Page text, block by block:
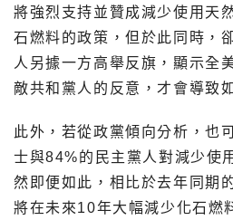
將強烈支持並贊成減少使用天
石燃料的政策，但於此同時，
人另據一方高舉反旗，顯示全
敵共和黨人的反意，才會導致
此外，若從政黨傾向分析，也
士與84%的民主黨人對減少使
然即便如此，相比於去年同期
將在未來10年大幅減少化石燃